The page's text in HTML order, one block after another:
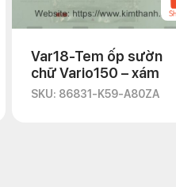
Var18-Tem ốp sườn
chữ Vario150 – xám
SKU: 86831-K59-A80ZA